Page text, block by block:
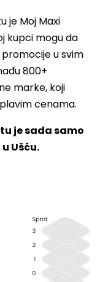
je Moj Maxi
kupci mogu da
u svim
800+
marke, koji
cenama.
je sada samo
Ušću.